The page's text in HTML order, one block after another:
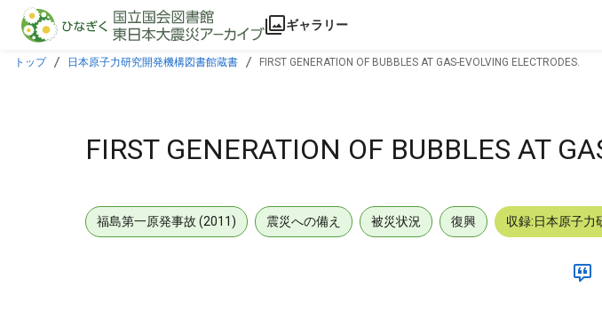
本文に飛ぶ
ギャラリー
トップ 日本原子力研究開発機構図書館蔵書 FIRST GENERATION OF BUBBLES AT GAS-EVOLVING ELECTRODES.
FIRST GENERATION OF BUBBLES AT
福島第一原発事故 (2011) 震災への備え 被災状況 復興 収録:日本原子力